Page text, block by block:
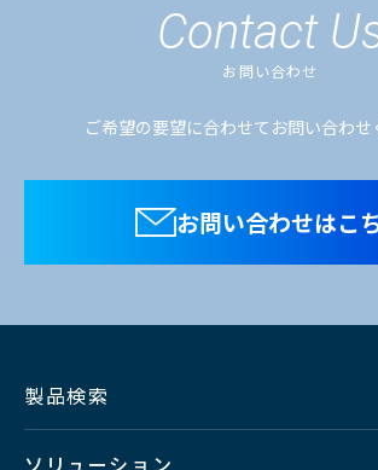
Contact
お問い合わせ
ご希望の要望に合わせてお問い合わせ
お問い合わせはこ
製品検索
ソリューション